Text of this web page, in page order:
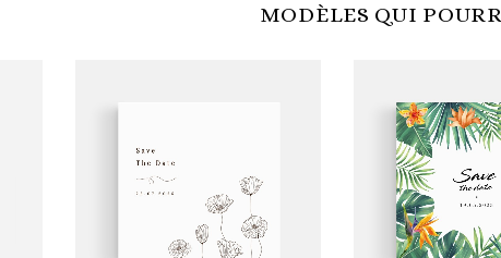
MODÈLES QUI